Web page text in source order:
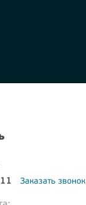
Заказать звонок